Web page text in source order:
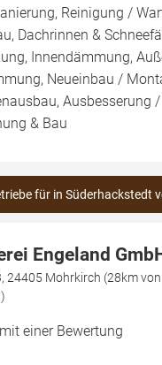
Reinigung /
Dachrinnen &
Innendämmung,
Neueinbau /
Ausbesserung /
& Bau
für in Süderhackstedt
Engeland
24405 Mohrkirch (28km
mit einer Bewertung